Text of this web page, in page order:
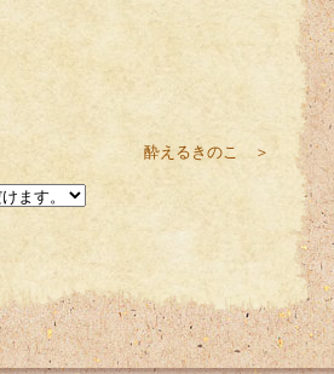
酔えるきのこ ＞